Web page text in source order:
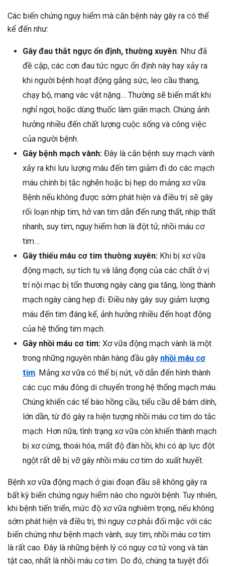
Các biến chứng nguy hiểm mà căn bệnh này gây ra có thể
kể đến như:
Gây đau thắt ngực ổn định, thường xuyên: Như đã
đề cập, các cơn đau tức ngực ổn định này hay xảy ra
khi người bệnh hoạt động gắng sức, leo cầu thang,
chạy bộ, mang vác vật nặng… Thường sẽ biến mất khi
nghỉ ngơi, hoặc dùng thuốc làm giãn mạch. Chúng ảnh
hưởng nhiều đến chất lượng cuộc sống và công việc
của người bệnh.
Gây bệnh mạch vành: Đây là căn bệnh suy mạch vành
xảy ra khi lưu lượng máu đến tim giảm đi do các mạch
máu chính bị tắc nghẽn hoặc bị hẹp do mảng xơ vữa.
Bệnh nếu không được sớm phát hiện và điều trị sẽ gây
rối loạn nhịp tim, hở van tim dẫn đến rung thất, nhịp thất
nhanh, suy tim, nguy hiểm hơn là đột tử, nhồi máu cơ
tim…
Gây thiếu máu cơ tim thường xuyên: Khi bị xơ vữa
động mạch, sự tích tụ và lắng đọng của các chất ở vị
trí nội mạc bị tổn thương ngày càng gia tăng, lòng thành
mạch ngày càng hẹp đi. Điều này gây suy giảm lượng
máu đến tim đáng kể, ảnh hưởng nhiều đến hoạt động
của hệ thống tim mạch.
Gây nhồi máu cơ tim: Xơ vữa động mạch vành là một
trong những nguyên nhân hàng đầu gây nhồi máu cơ
tim. Mảng xơ vữa có thể bị nứt, vỡ dẫn đến hình thành
các cục máu đông di chuyển trong hệ thống mạch máu.
Chúng khiến các tế bào hồng cầu, tiểu cầu dễ bám dính,
lớn dần, từ đó gây ra hiện tượng nhồi máu cơ tim do tắc
mạch. Hơn nữa, tình trạng xơ vữa còn khiến thành mạch
bị xơ cứng, thoái hóa, mất độ đàn hồi, khi có áp lực đột
ngột rất dễ bị vỡ gây nhồi máu cơ tim do xuất huyết.
Bệnh xơ vữa động mạch ở giai đoạn đầu sẽ không gây ra
bất kỳ biến chứng nguy hiểm nào cho người bệnh. Tuy nhiên,
khi bệnh tiến triển, mức độ xơ vữa nghiêm trọng, nếu không
sớm phát hiện và điều trị, thì nguy cơ phải đối mặc với các
biến chứng như bệnh mạch vành, suy tim, nhồi máu cơ tim
là rất cao. Đây là những bệnh lý có nguy cơ tử vong và tàn
tật cao, nhất là nhồi máu cơ tim. Do đó, chúng ta tuyệt đối